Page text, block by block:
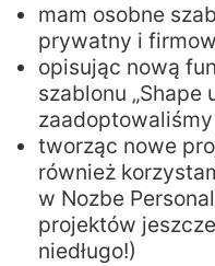
mam osobne
prywatny i
opisując nową
szablonu „Shape
tworząc nowe
również
w Nozbe
projektów
niedługo!)